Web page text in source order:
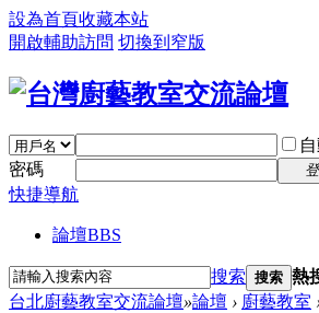
設為首頁收藏本站
開啟輔助訪問 切換到窄版
密碼
快捷導航
論壇BBS
搜索 搜索 熱
台北廚藝教室交流論壇»論壇 › 廚藝教室